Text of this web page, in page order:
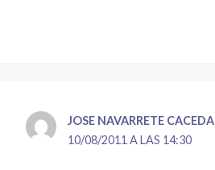
JOSE NAVARRETE CACEDA
10/08/2011 A LAS 14:30